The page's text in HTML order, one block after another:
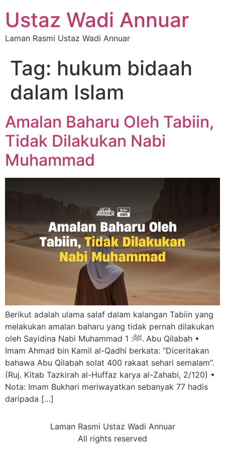
Ustaz Wadi Annuar
Laman Rasmi Ustaz Wadi Annuar
Tag: hukum bidaah
dalam Islam
Amalan Baharu Oleh Tabiin,
Tidak Dilakukan Nabi
Muhammad
Berikut adalah ulama salaf dalam kalangan Tabiin yang
melakukan amalan baharu yang tidak pernah dilakukan
oleh Sayidina Nabi Muhammad ﷺ: 1.⁠ ⁠Abu Qilabah •⁠
⁠Imam Ahmad bin Kamil al-Qadhi berkata: “Diceritakan
bahawa Abu Qilabah solat 400 rakaat sehari semalam”.
(Ruj. Kitab Tazkirah al-Huffaz karya al-Zahabi, 2/120) •⁠
⁠Nota: Imam Bukhari meriwayatkan sebanyak 77 hadis
daripada […]
Laman Rasmi Ustaz Wadi Annuar
All rights reserved